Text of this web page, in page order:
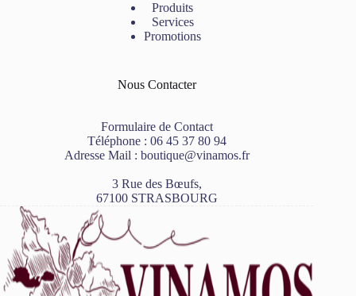
Produits
Services
Promotions
Nous Contacter
Formulaire de Contact
Téléphone : 06 45 37 80 94
Adresse Mail : boutique@vinamos.fr
3 Rue des Bœufs,
67100 STRASBOURG